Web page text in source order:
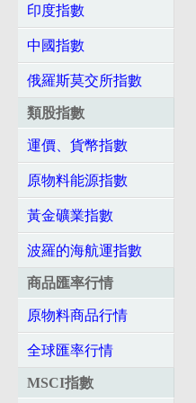
印度指數
中國指數
俄羅斯莫交所指數
類股指數
運價、貨幣指數
原物料能源指數
黃金礦業指數
波羅的海航運指數
商品匯率行情
原物料商品行情
全球匯率行情
MSCI指數